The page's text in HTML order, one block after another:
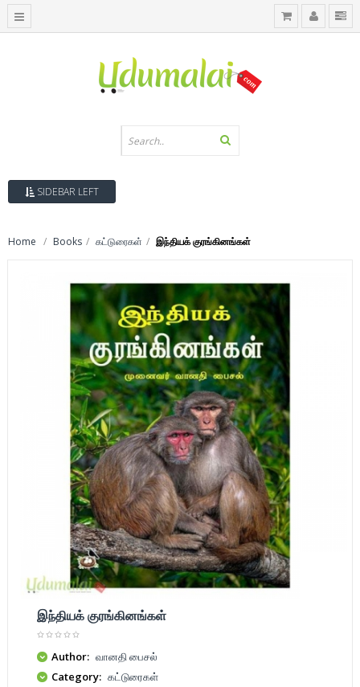
SIDEBAR LEFT
Home Books கட்டுரைகள் இந்தியக் குரங்கினங்கள்
இந்தியக் குரங்கினங்கள்
Author: வானதி பைசல்
Category: கட்டுரைகள்